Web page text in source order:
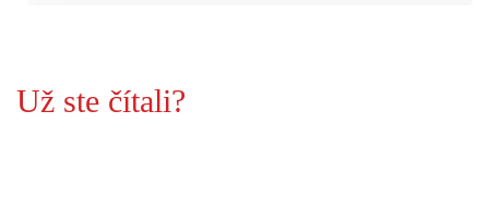
Už ste čítali?